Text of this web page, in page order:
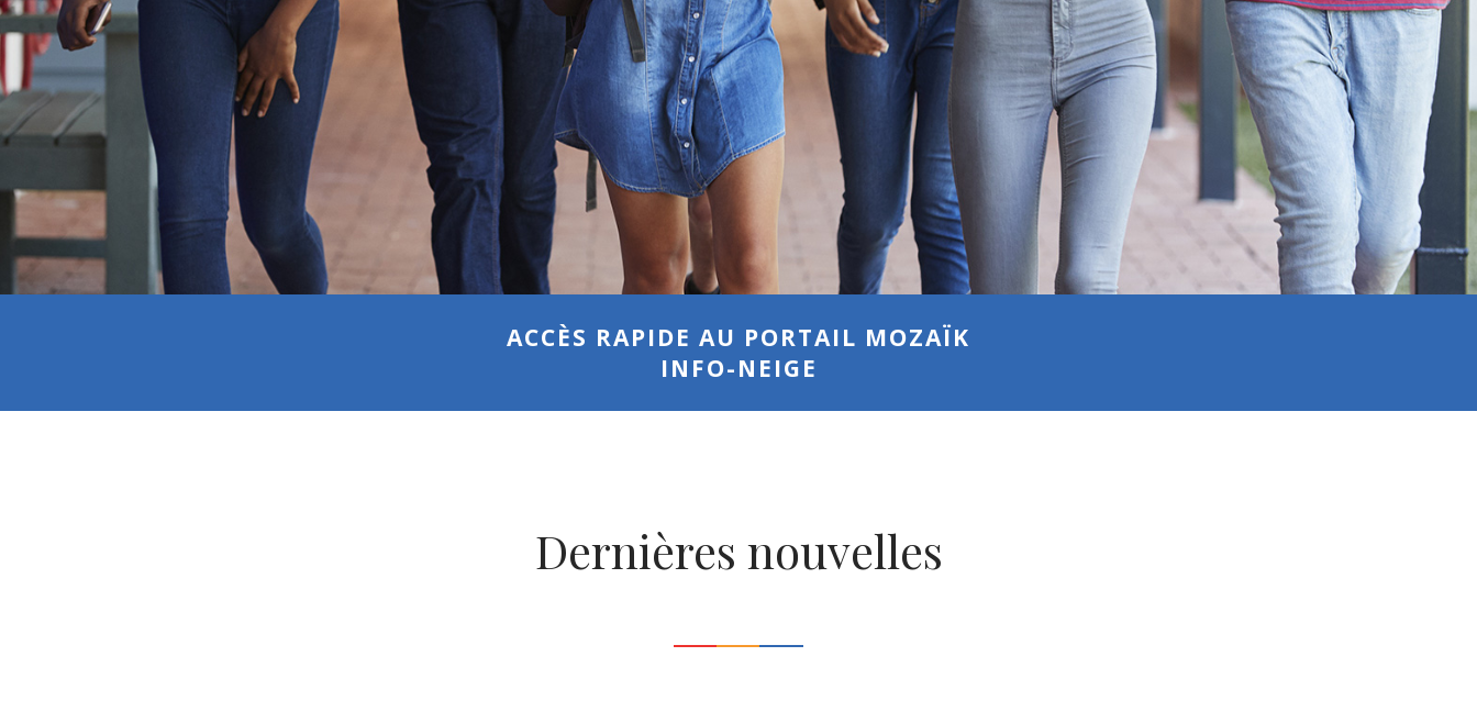
ACCÈS RAPIDE AU PORTAIL MOZAÏK
INFO-NEIGE
Dernières nouvelles